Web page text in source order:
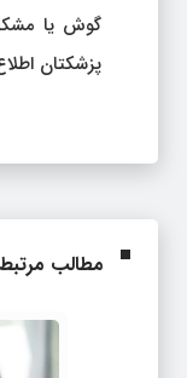
گوش یا
پزشکتان
مطالب